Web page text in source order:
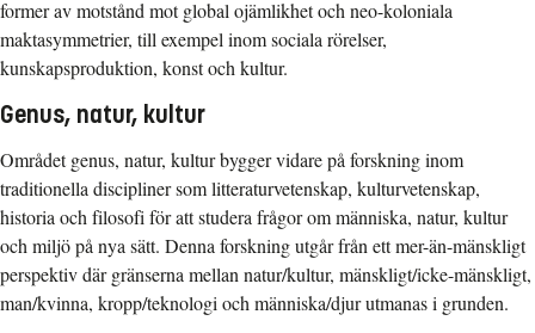
former av motstånd mot global ojämlikhet och neo-koloniala
maktasymmetrier, till exempel inom sociala rörelser,
kunskapsproduktion, konst och kultur.
Genus, natur, kultur
Området genus, natur, kultur bygger vidare på forskning inom
traditionella discipliner som litteraturvetenskap, kulturvetenskap,
historia och filosofi för att studera frågor om människa, natur, kultur
och miljö på nya sätt. Denna forskning utgår från ett mer-än-mänskligt
perspektiv där gränserna mellan natur/kultur, mänskligt/icke-mänskligt,
man/kvinna, kropp/teknologi och människa/djur utmanas i grunden.